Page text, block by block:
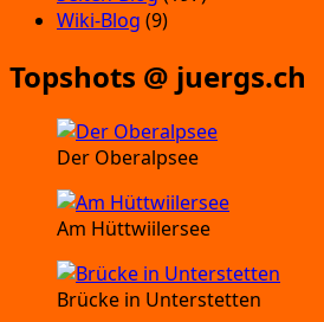
Wiki-Blog (9)
Topshots @ juergs.ch
Der Oberalpsee
Am Hüttwiilersee
Brücke in Unterstetten